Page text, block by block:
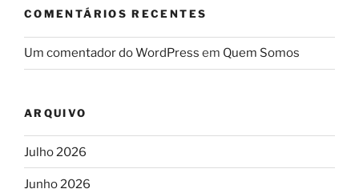
COMENTÁRIOS RECENTES
Um comentador do WordPress em Quem Somos
ARQUIVO
Julho 2026
Junho 2026